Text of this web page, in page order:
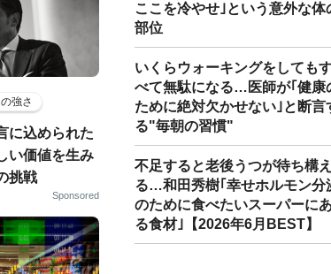
強さ
に込められた
い価値を生み
挑戦
Sponsored
ここを冷やせ｣という意外な体
部位
いくらウォーキングをしても
べて無駄になる…医師が｢健康
ために絶対欠かせない｣と断言
る"毎朝の習慣"
不足すると老後うつが待ち構え
る…和田秀樹｢幸せホルモン分
のために食べたいスーパーに
る食材｣【2026年6月BEST】